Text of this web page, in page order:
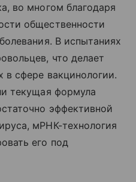
во многом благодаря
общественности
В испытаниях
что делает
сфере вакцинологии.
текущая формула
эффективной
мРНК-технология
его под